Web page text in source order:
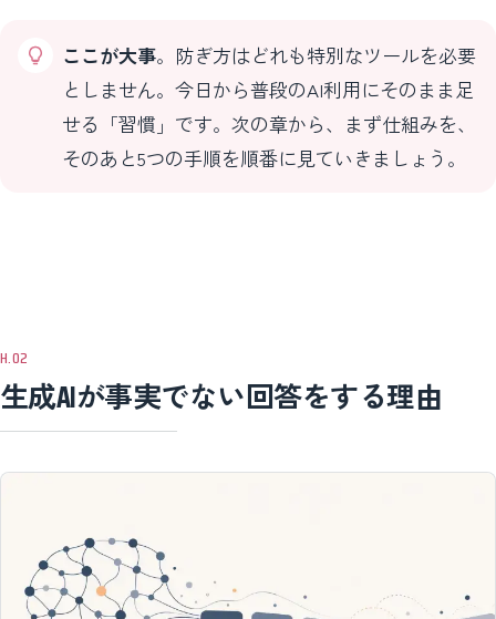
ここが大事。防ぎ方はどれも特別なツールを必要
としません。今日から普段のAI利用にそのまま足
せる「習慣」です。次の章から、まず仕組みを、
そのあと5つの手順を順番に見ていきましょう。
生成AIが事実でない回答をする理由